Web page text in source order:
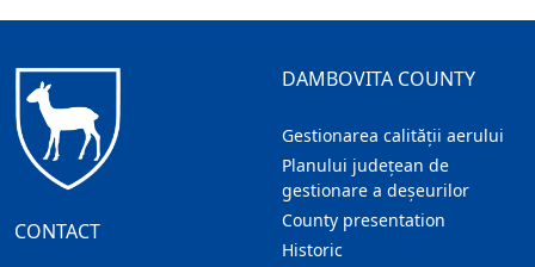
CONTACT
DAMBOVITA COUNTY
Gestionarea calității aerului
Planului județean de
gestionare a deșeurilor
County presentation
Historic